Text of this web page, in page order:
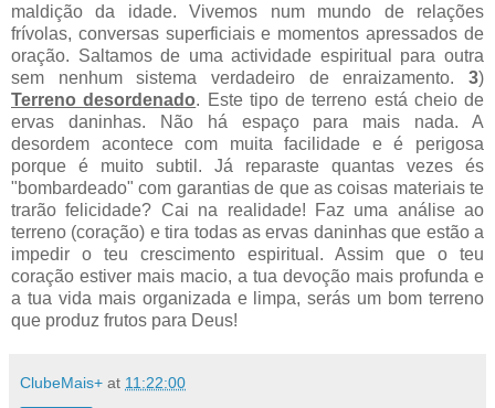
maldição da idade. Vivemos num mundo de relações
frívolas, conversas superficiais e momentos apressados de
oração. Saltamos de uma actividade espiritual para outra
sem nenhum sistema verdadeiro de enraizamento. 3)
Terreno desordenado. Este tipo de terreno está cheio de
ervas daninhas. Não há espaço para mais nada. A
desordem acontece com muita facilidade e é perigosa
porque é muito subtil. Já reparaste quantas vezes és
"bombardeado" com garantias de que as coisas materiais te
trarão felicidade? Cai na realidade! Faz uma análise ao
terreno (coração) e tira todas as ervas daninhas que estão a
impedir o teu crescimento espiritual. Assim que o teu
coração estiver mais macio, a tua devoção mais profunda e
a tua vida mais organizada e limpa, serás um bom terreno
que produz frutos para Deus!
ClubeMais+ at 11:22:00